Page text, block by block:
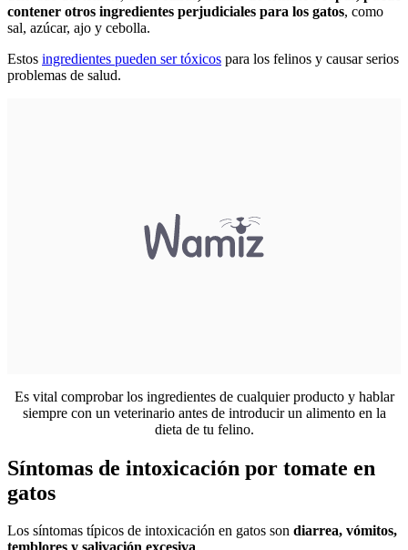
contener otros ingredientes perjudiciales para los gatos, como
sal, azúcar, ajo y cebolla.
Estos ingredientes pueden ser tóxicos para los felinos y causar serios
problemas de salud.
Es vital comprobar los ingredientes de cualquier producto y hablar
siempre con un veterinario antes de introducir un alimento en la
dieta de tu felino.
Síntomas de intoxicación por tomate en
gatos
Los síntomas típicos de intoxicación en gatos son diarrea, vómitos,